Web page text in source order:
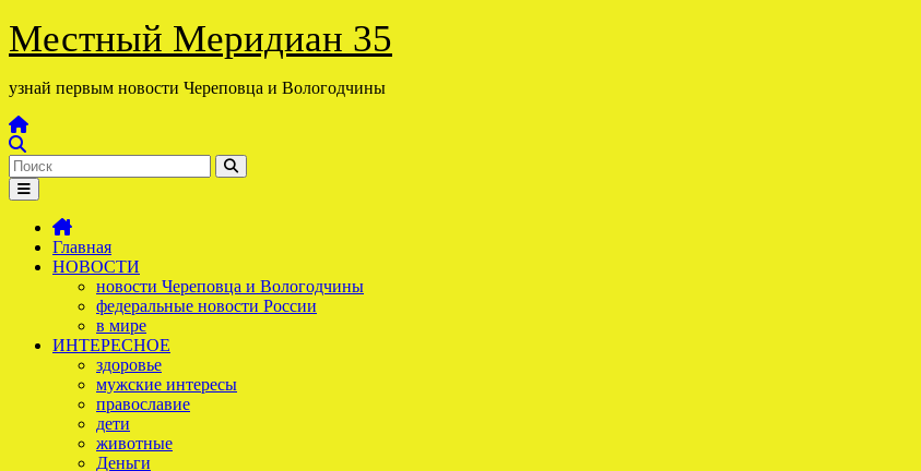
Перейти
к
Местный Меридиан 35
узнай первым новости Череповца и Вологодчины
Главная
НОВОСТИ
новости Череповца и Вологодчины
федеральные новости России
в мире
ИНТЕРЕСНОЕ
здоровье
мужские интересы
православие
дети
животные
Деньги